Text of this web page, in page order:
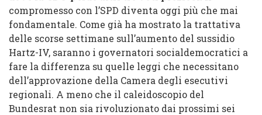
compromesso con l’SPD diventa oggi più che mai
fondamentale. Come già ha mostrato la trattativa
delle scorse settimane sull’aumento del sussidio
Hartz-IV, saranno i governatori socialdemocratici a
fare la differenza su quelle leggi che necessitano
dell’approvazione della Camera degli esecutivi
regionali. A meno che il caleidoscopio del
Bundesrat non sia rivoluzionato dai prossimi sei